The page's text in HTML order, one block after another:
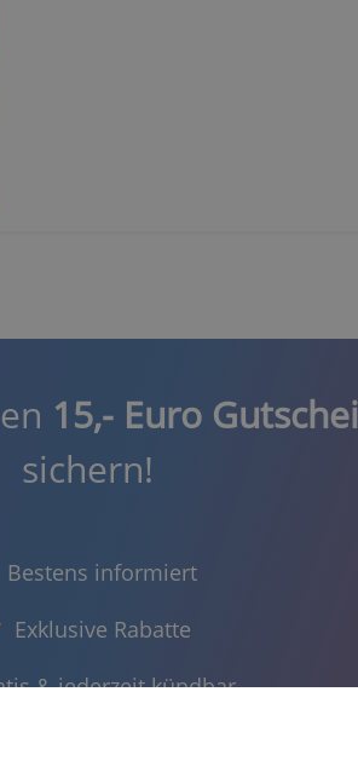
15,- Euro
sichern!
Bestens informiert
Exklusive Rabatte
& jederzeit kündbar